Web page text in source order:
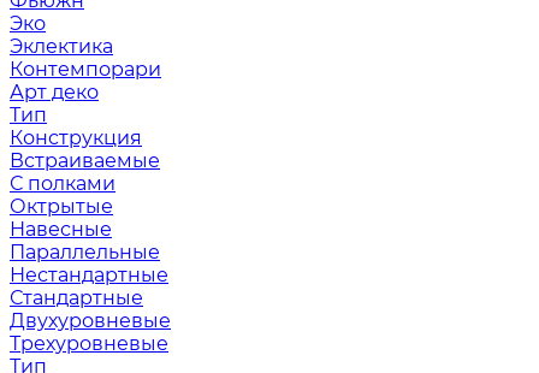
Эко
Эклектика
Контемпорари
Арт деко
Тип
Конструкция
Встраиваемые
С полками
Октрытые
Навесные
Параллельные
Нестандартные
Стандартные
Двухуровневые
Трехуровневые
Тип